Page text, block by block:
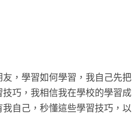
，學習如何學習，我自己先把
巧，我相信我在學校的學習成
自己，秒懂這些學習技巧，以